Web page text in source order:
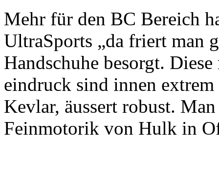
Mehr für den BC Bereich
UltraSports „da friert man
Handschuhe besorgt.
eindruck sind innen
Kevlar, äussert robust.
Feinmotorik von Hulk in